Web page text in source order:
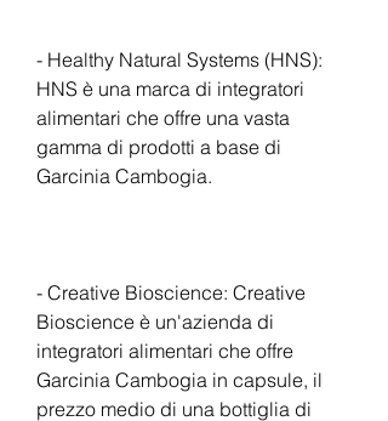
- Healthy Natural Systems (HNS):
HNS è una marca di integratori
alimentari che offre una vasta
gamma di prodotti a base di
Garcinia Cambogia.
- Creative Bioscience: Creative
Bioscience è un'azienda di
integratori alimentari che offre
Garcinia Cambogia in capsule, il
prezzo medio di una bottiglia di